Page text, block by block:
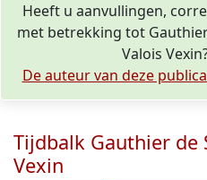
Heeft u aanvullingen,
met betrekking tot
Valois
De auteur van deze
Tijdbalk Gauthier de
Vexin